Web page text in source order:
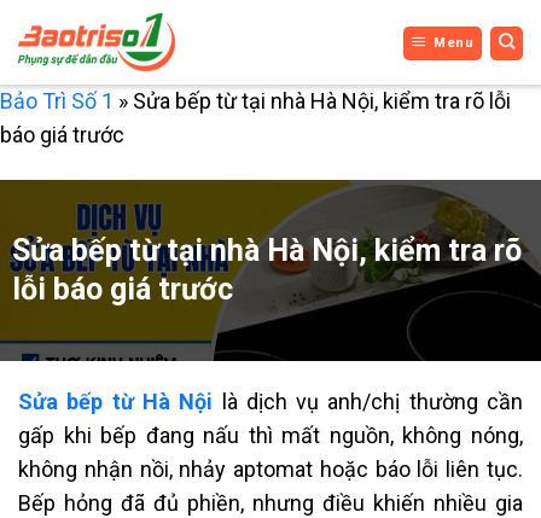
qua
nội
dung
Menu
Bảo Trì Số 1 » Sửa bếp từ tại nhà Hà Nội, kiểm tra rõ lỗi
báo giá trước
Sửa bếp từ tại nhà Hà Nội, kiểm tra rõ
lỗi báo giá trước
Sửa bếp từ Hà Nội
là dịch vụ anh/chị thường cần
gấp khi bếp đang nấu thì mất nguồn, không nóng,
không nhận nồi, nhảy aptomat hoặc báo lỗi liên tục.
Bếp hỏng đã đủ phiền, nhưng điều khiến nhiều gia